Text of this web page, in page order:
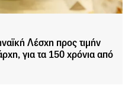
Λέσχη προς τιμήν
για τα 150 χρόνια από